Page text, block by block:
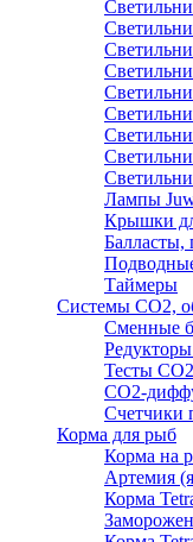
Лампы
Крышки
Балласты,
Таймеры
Системы CO2,
Сменные
Тесты
СО2-
Счетчики
Корма для рыб
Корма на
Артемия
Корма